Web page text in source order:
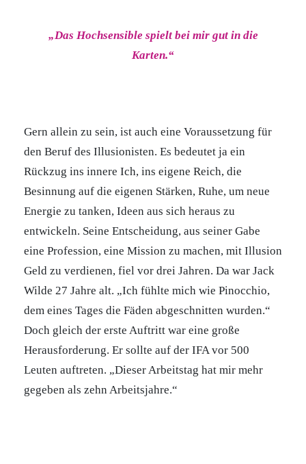
„Das Hochsensible spielt bei mir gut in die
Karten.“
Gern allein zu sein, ist auch eine Voraussetzung für
den Beruf des Illusionisten. Es bedeutet ja ein
Rückzug ins innere Ich, ins eigene Reich, die
Besinnung auf die eigenen Stärken, Ruhe, um neue
Energie zu tanken, Ideen aus sich heraus zu
entwickeln. Seine Entscheidung, aus seiner Gabe
eine Profession, eine Mission zu machen, mit Illusion
Geld zu verdienen, fiel vor drei Jahren. Da war Jack
Wilde 27 Jahre alt. „Ich fühlte mich wie Pinocchio,
dem eines Tages die Fäden abgeschnitten wurden.“
Doch gleich der erste Auftritt war eine große
Herausforderung. Er sollte auf der IFA vor 500
Leuten auftreten. „Dieser Arbeitstag hat mir mehr
gegeben als zehn Arbeitsjahre.“